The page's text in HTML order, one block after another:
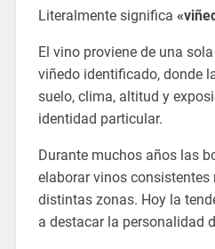
Literalmente significa
El vino proviene de una
viñedo identificado, donde
suelo, clima, altitud y
identidad particular.
Durante muchos años las
elaborar vinos consistentes
distintas zonas. Hoy la
a destacar la personalidad